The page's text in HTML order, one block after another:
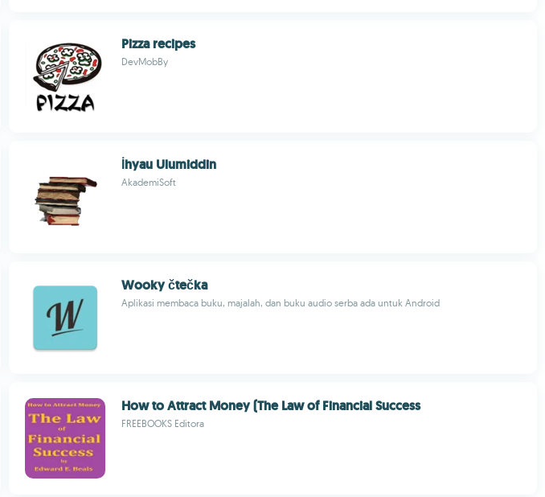
Pizza recipes
DevMobBy
İhyau Ulumiddin
AkademiSoft
Wooky čtečka
Aplikasi membaca buku, majalah, dan buku audio serba ada untuk Android
How to Attract Money (The Law of Financial Success
FREEBOOKS Editora